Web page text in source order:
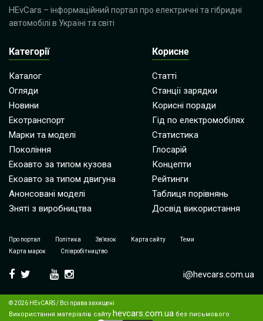
HEvCars – інформаційний портал про електричні та гібридні
автомобілі в Україні та світі
Категорії
Каталог
Огляди
Новини
Екотранспорт
Марки та моделі
Покоління
Екоавто за типом кузова
Екоавто за типом двигуна
Анонсовані моделі
Зняті з виробництва
Корисне
Статті
Станції зарядки
Корисні поради
Гід по електромобілях
Статистика
Глосарій
Концепти
Рейтинги
Таблиця порівнянь
Досвід використання
Про портал Політика Зв’язок Карта сайту
Теми
Карта марок
Співробітництво
i@hevcars.com.ua
© 2026 HEvCARS / Всі права захищені
Використання матеріалів сайту hevcars.com.ua без письмового